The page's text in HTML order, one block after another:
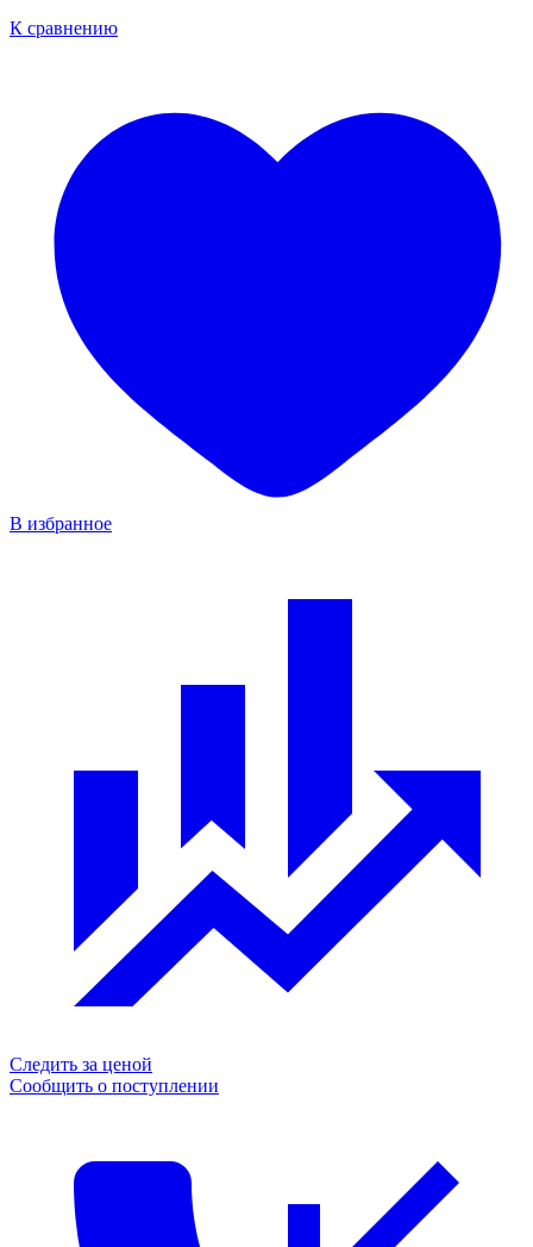
К сравнению
В избранное
Следить за ценой
Сообщить о поступлении